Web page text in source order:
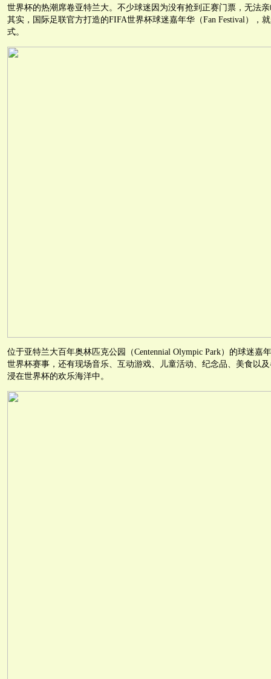
世界杯的热潮席卷亚特兰大。不少球迷因为没有抢到正赛门票，无法
其实，国际足联官方打造的FIFA世界杯球迷嘉年华（Fan Festival），
式。
位于亚特兰大百年奥林匹克公园（Centennial Olympic Park）的球迷嘉
世界杯赛事，还有现场音乐、互动游戏、儿童活动、纪念品、美食以
浸在世界杯的欢乐海洋中。